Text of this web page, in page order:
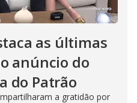
as últimas
anúncio do
do Patrão
a gratidão por